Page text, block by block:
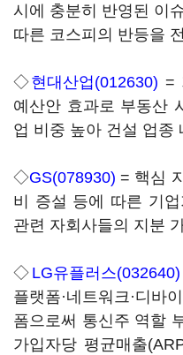
시에 충분히 반영된 이
따른 코스피의 반등을
◇현대산업(012630) =
예산안 효과로 부동산
업 비중 높아 건설 업종
◇GS(078930) = 핵심
비 증설 등에 따른 기
관련 자회사들의 지분
◇ LG유플러스(032640)
플랫폼·네트워크·디바
폼으로써 통신주 역할
가입자당 평균매출